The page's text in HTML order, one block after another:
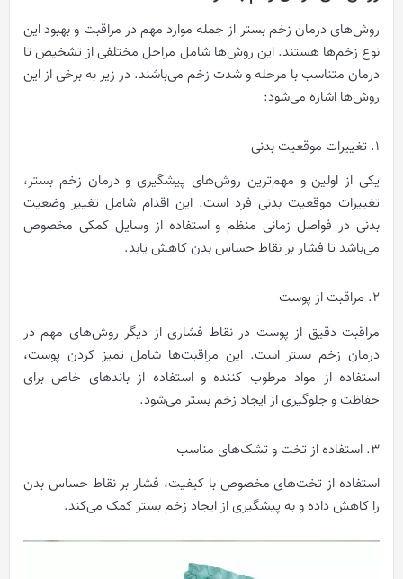
روش‌های درمان زخم بستر از جمله موارد مهم در مراقبت و بهبود این
نوع زخم‌ها هستند. این روش‌ها شامل مراحل مختلفی از تشخیص تا
درمان متناسب با مرحله و شدت زخم می‌باشند. در زیر به برخی از این
روش‌ها اشاره می‌شود:
1. تغییرات موقعیت بدنی
یکی از اولین و مهم‌ترین روش‌های پیشگیری و درمان زخم بستر،
تغییرات موقعیت بدنی فرد است. این اقدام شامل تغییر وضعیت
بدنی در فواصل زمانی منظم و استفاده از وسایل کمکی مخصوص
می‌باشد تا فشار بر نقاط حساس بدن کاهش یابد.
2. مراقبت از پوست
مراقبت دقیق از پوست در نقاط فشاری از دیگر روش‌های مهم در
درمان زخم بستر است. این مراقبت‌ها شامل تمیز کردن پوست،
استفاده از مواد مرطوب‌ کننده و استفاده از باندهای خاص برای
حفاظت و جلوگیری از ایجاد زخم بستر می‌شود.
3. استفاده از تخت‌ و تشک‌های مناسب
استفاده از تخت‌های مخصوص با کیفیت، فشار بر نقاط حساس بدن
را کاهش داده و به پیشگیری از ایجاد زخم بستر کمک می‌کند.